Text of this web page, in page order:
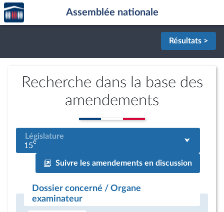
Aller au contenu
Aller en bas de la page
Accèder
à la
page
Assemblée nationale
Résultats >
Recherche dans la base des
amendements
Législature
15e
Suivre les amendements en discussion
Dossier concerné / Organe
examinateur